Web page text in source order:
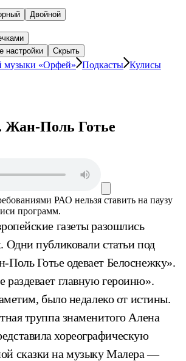
Двойной
настройки
Скрыть
музыки «Орфей» Подкасты Кулисы
Жан-Поль Готье
РАО нельзя ставить на паузу
программ.
газеты разошлись
Одни публиковали статьи под
Поль Готье одевает Белоснежку».
раздевает главную героиню».
было недалеко от истины.
труппа знаменитого Алена
хореографическую
сказки на музыку Малера —